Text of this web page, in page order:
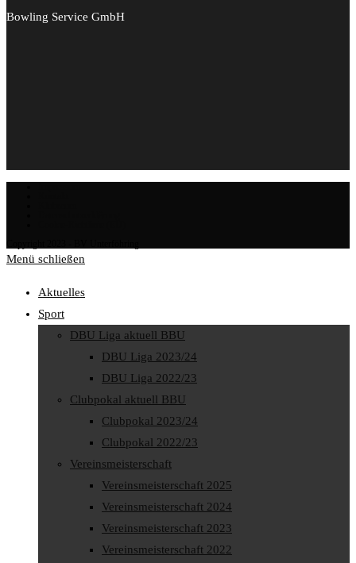
Bowling Service GmbH
Menü schließen
Aktuelles
Sport
DBU Liga aktuell BBU
DBU Liga 2023/24
DBU Liga 2022/23
Clubpokal aktuell BBU
Clubpokal 2023/24
Clubpokal 2022/23
Vereinsmeisterschaft
Vereinsmeisterschaft 2025
Vereinsmeisterschaft 2024
Vereinsmeisterschaft 2023
Vereinsmeisterschaft 2022